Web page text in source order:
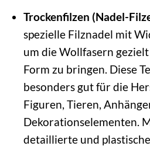
Trockenfilzen (Nadel-
spezielle Filznadel mit
um die Wollfasern
Form zu bringen. Diese
besonders gut für die
Figuren, Tieren,
Dekorationselementen.
detaillierte und